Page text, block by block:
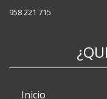
958 221 715
Inicio